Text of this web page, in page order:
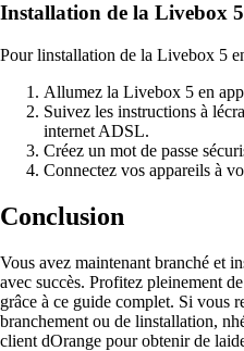
Installation de la Livebox
Pour linstallation de la Livebox 5
Allumez la Livebox 5 en
Suivez les instructions à
internet ADSL.
Créez un mot de passe
Connectez vos appareils à
Conclusion
Vous avez maintenant branché et
avec succès. Profitez pleinement
grâce à ce guide complet. Si vous
branchement ou de linstallation,
client dOrange pour obtenir de